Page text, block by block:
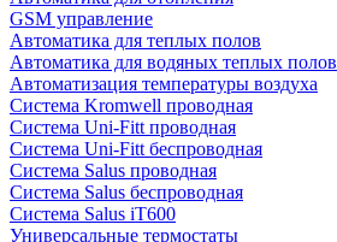
GSM управление
Автоматика для теплых полов
Автоматика для водяных теплых полов
Автоматизация температуры воздуха
Система Kromwell проводная
Система Uni-Fitt проводная
Система Uni-Fitt беспроводная
Система Salus проводная
Система Salus беспроводная
Система Salus iT600
Универсальные термостаты